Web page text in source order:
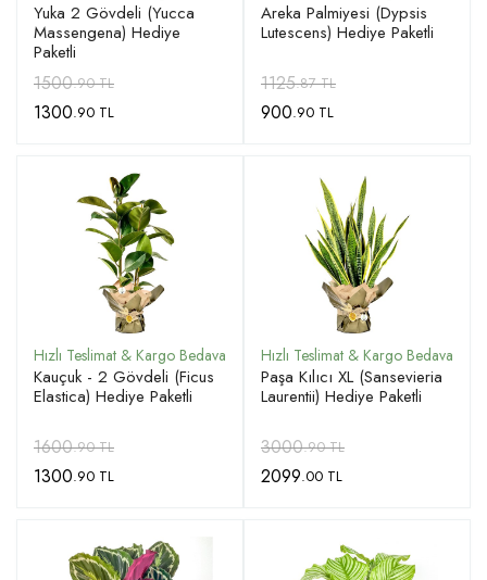
Yuka 2 Gövdeli (Yucca
Massengena) Hediye
Paketli
1500.90 TL
1300.90 TL
Areka Palmiyesi (Dypsis
Lutescens) Hediye Paketli
1125.87 TL
900.90 TL
Kauçuk - 2 Gövdeli (Ficus
Elastica) Hediye Paketli
1600.90 TL
1300.90 TL
Paşa Kılıcı XL (Sansevieria
Laurentii) Hediye Paketli
3000.90 TL
2099.00 TL